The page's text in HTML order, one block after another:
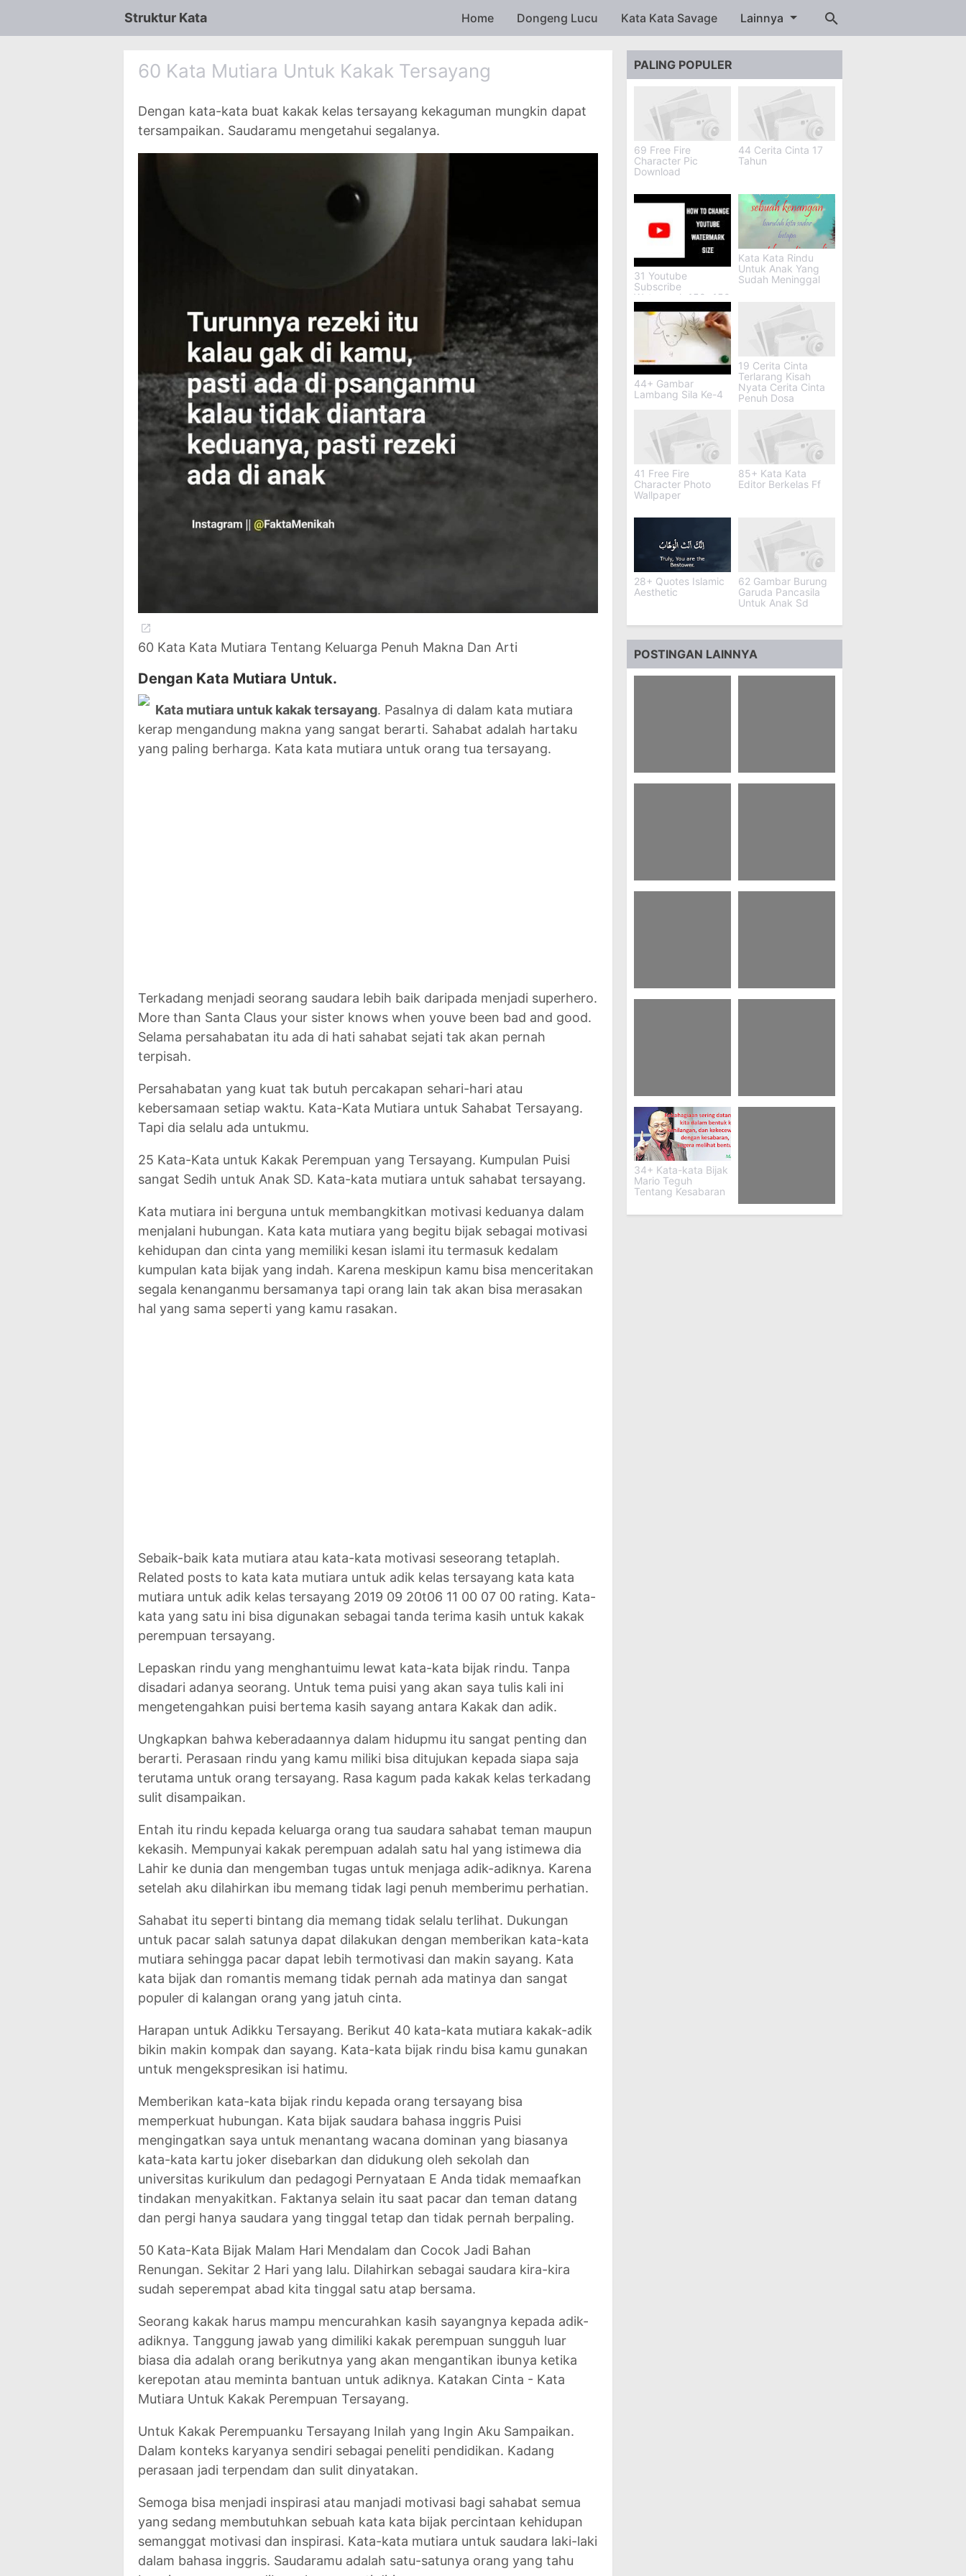
Skip to main content
Struktur Kata Home Dongeng Lucu Kata Kata Savage Lainnya
60 Kata Mutiara Untuk Kakak Tersayang
Dengan kata-kata buat kakak kelas tersayang kekaguman mungkin dapat
tersampaikan. Saudaramu mengetahui segalanya.
60 Kata Kata Mutiara Tentang Keluarga Penuh Makna Dan Arti
Dengan Kata Mutiara Untuk.
Kata mutiara untuk kakak tersayang. Pasalnya di dalam kata mutiara
kerap mengandung makna yang sangat berarti. Sahabat adalah hartaku
yang paling berharga. Kata kata mutiara untuk orang tua tersayang.
Terkadang menjadi seorang saudara lebih baik daripada menjadi superhero.
More than Santa Claus your sister knows when youve been bad and good.
Selama persahabatan itu ada di hati sahabat sejati tak akan pernah
terpisah.
Persahabatan yang kuat tak butuh percakapan sehari-hari atau
kebersamaan setiap waktu. Kata-Kata Mutiara untuk Sahabat Tersayang.
Tapi dia selalu ada untukmu.
25 Kata-Kata untuk Kakak Perempuan yang Tersayang. Kumpulan Puisi
sangat Sedih untuk Anak SD. Kata-kata mutiara untuk sahabat tersayang.
Kata mutiara ini berguna untuk membangkitkan motivasi keduanya dalam
menjalani hubungan. Kata kata mutiara yang begitu bijak sebagai motivasi
kehidupan dan cinta yang memiliki kesan islami itu termasuk kedalam
kumpulan kata bijak yang indah. Karena meskipun kamu bisa menceritakan
segala kenanganmu bersamanya tapi orang lain tak akan bisa merasakan
hal yang sama seperti yang kamu rasakan.
Sebaik-baik kata mutiara atau kata-kata motivasi seseorang tetaplah.
Related posts to kata kata mutiara untuk adik kelas tersayang kata kata
mutiara untuk adik kelas tersayang 2019 09 20t06 11 00 07 00 rating. Kata-
kata yang satu ini bisa digunakan sebagai tanda terima kasih untuk kakak
perempuan tersayang.
Lepaskan rindu yang menghantuimu lewat kata-kata bijak rindu. Tanpa
disadari adanya seorang. Untuk tema puisi yang akan saya tulis kali ini
mengetengahkan puisi bertema kasih sayang antara Kakak dan adik.
Ungkapkan bahwa keberadaannya dalam hidupmu itu sangat penting dan
berarti. Perasaan rindu yang kamu miliki bisa ditujukan kepada siapa saja
terutama untuk orang tersayang. Rasa kagum pada kakak kelas terkadang
sulit disampaikan.
Entah itu rindu kepada keluarga orang tua saudara sahabat teman maupun
kekasih. Mempunyai kakak perempuan adalah satu hal yang istimewa dia
Lahir ke dunia dan mengemban tugas untuk menjaga adik-adiknya. Karena
setelah aku dilahirkan ibu memang tidak lagi penuh memberimu perhatian.
Sahabat itu seperti bintang dia memang tidak selalu terlihat. Dukungan
untuk pacar salah satunya dapat dilakukan dengan memberikan kata-kata
mutiara sehingga pacar dapat lebih termotivasi dan makin sayang. Kata
kata bijak dan romantis memang tidak pernah ada matinya dan sangat
populer di kalangan orang yang jatuh cinta.
Harapan untuk Adikku Tersayang. Berikut 40 kata-kata mutiara kakak-adik
bikin makin kompak dan sayang. Kata-kata bijak rindu bisa kamu gunakan
untuk mengekspresikan isi hatimu.
Memberikan kata-kata bijak rindu kepada orang tersayang bisa
memperkuat hubungan. Kata bijak saudara bahasa inggris Puisi
mengingatkan saya untuk menantang wacana dominan yang biasanya
kata-kata kartu joker disebarkan dan didukung oleh sekolah dan
universitas kurikulum dan pedagogi Pernyataan E Anda tidak memaafkan
tindakan menyakitkan. Faktanya selain itu saat pacar dan teman datang
dan pergi hanya saudara yang tinggal tetap dan tidak pernah berpaling.
50 Kata-Kata Bijak Malam Hari Mendalam dan Cocok Jadi Bahan
Renungan. Sekitar 2 Hari yang lalu. Dilahirkan sebagai saudara kira-kira
sudah seperempat abad kita tinggal satu atap bersama.
Seorang kakak harus mampu mencurahkan kasih sayangnya kepada adik-
adiknya. Tanggung jawab yang dimiliki kakak perempuan sungguh luar
biasa dia adalah orang berikutnya yang akan mengantikan ibunya ketika
kerepotan atau meminta bantuan untuk adiknya. Katakan Cinta - Kata
Mutiara Untuk Kakak Perempuan Tersayang.
Untuk Kakak Perempuanku Tersayang Inilah yang Ingin Aku Sampaikan.
Dalam konteks karyanya sendiri sebagai peneliti pendidikan. Kadang
perasaan jadi terpendam dan sulit dinyatakan.
Semoga bisa menjadi inspirasi atau manjadi motivasi bagi sahabat semua
yang sedang membutuhkan sebuah kata kata bijak percintaan kehidupan
semanggat motivasi dan inspirasi. Kata-kata mutiara untuk saudara laki-laki
dalam bahasa inggris. Saudaramu adalah satu-satunya orang yang tahu
PALING POPULER
69 Free Fire
Character Pic
Download
44 Cerita Cinta 17
Tahun
31 Youtube
Subscribe
Watermark 150x150
Kata Kata Rindu
Untuk Anak Yang
Sudah Meninggal
44+ Gambar
Lambang Sila Ke-4
19 Cerita Cinta
Terlarang Kisah
Nyata Cerita Cinta
Penuh Dosa
41 Free Fire
Character Photo
Wallpaper
85+ Kata Kata
Editor Berkelas Ff
28+ Quotes Islamic
Aesthetic
62 Gambar Burung
Garuda Pancasila
Untuk Anak Sd
POSTINGAN LAINNYA
75 Kata Kata Bijak
24 Kata Kata Bijak
91 Kata-kata Bijak
29+ Godzilla Vs
91 Kata Kata Dari
75 Pubg M416 Skin
26+ Kata Kata
Tentang Foto Blur
53 Kata Kata Abah
34+ Kata-kata Bijak
Mario Teguh
Tentang Kesabaran
31 Motto Jaemin